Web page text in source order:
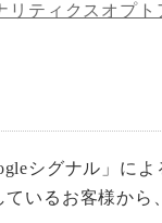
リティクスオプト
シグナル」に
いるお客様から